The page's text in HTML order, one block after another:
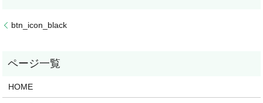
btn_icon_black
HOME